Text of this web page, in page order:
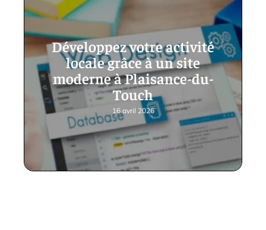
Développez votre activité
locale grâce à un site
moderne à Plaisance-du-
Touch
16 avril 2026